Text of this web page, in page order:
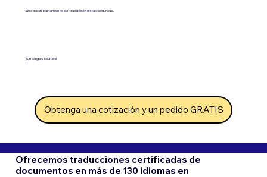
Nuestro departamento de traducción está asegurado.
¡Sin cargos ocultos!
Obtenga una cotización y un pedido GRATIS
Ofrecemos traducciones certificadas de
documentos en más de 130 idiomas en